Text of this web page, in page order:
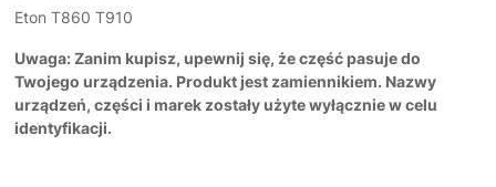
Eton T860 T910
Uwaga: Zanim kupisz, upewnij się, że część pasuje do
Twojego urządzenia. Produkt jest zamiennikiem. Nazwy
urządzeń, części i marek zostały użyte wyłącznie w celu
identyfikacji.